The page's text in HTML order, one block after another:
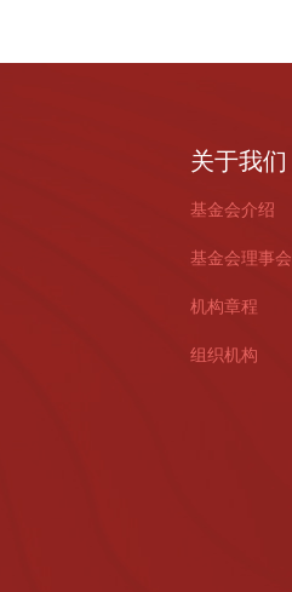
关于我们
基金会介绍
基金会理事会
机构章程
组织机构